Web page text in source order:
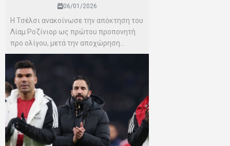
06/01/2026
Η Τσέλσι ανακοίνωσε την απόκτηση του
Λίαμ Ροζίνιορ ως πρώτου προπονητή
προ ολίγου, μετά την αποχώρηση...